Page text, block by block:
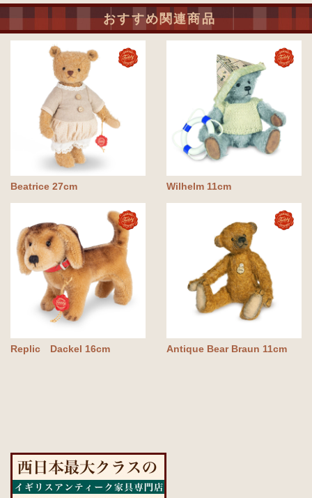
おすすめ関連商品
Beatrice 27cm Wilhelm 11cm
Replic Dackel 16cm Antique Bear Braun 11cm